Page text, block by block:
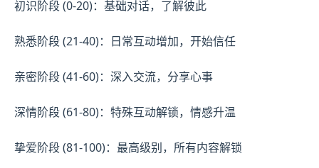
初识阶段 (0-20)：基础对话，了解彼此
熟悉阶段 (21-40)：日常互动增加，开始信任
亲密阶段 (41-60)：深入交流，分享心事
深情阶段 (61-80)：特殊互动解锁，情感升温
挚爱阶段 (81-100)：最高级别，所有内容解锁